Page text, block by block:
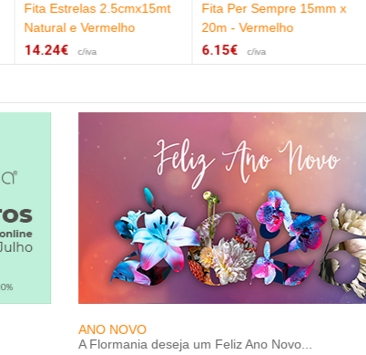
Fita Estrelas 2.5cmx15mt
Natural e Vermelho
14.24€ c/iva
Fita Per Sempre 15mm x
20m - Vermelho
6.15€ c/iva
A Flormania deseja um Feliz Ano Novo...